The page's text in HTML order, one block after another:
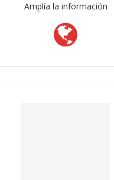
Amplía la información